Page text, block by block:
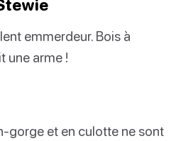
emmerdeur. Bois à
une arme !
gorge et en culotte ne sont